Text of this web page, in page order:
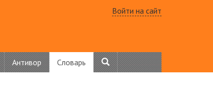
Войти на сайт
Антивор Словарь